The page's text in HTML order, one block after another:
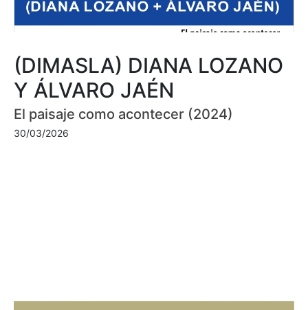
(DIMASLA) DIANA LOZANO
Y ÁLVARO JAÉN
El paisaje como acontecer (2024)
30/03/2026